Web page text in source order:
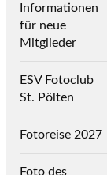
Informationen
für neue
Mitglieder
ESV Fotoclub
St. Pölten
Fotoreise 2027
Foto des